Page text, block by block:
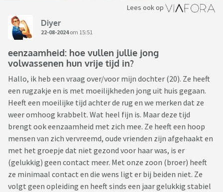
Lees ook op
Diyer
22-08-2024om 15:51
eenzaamheid: hoe vullen jullie jong
volwassenen hun vrije tijd in?
Hallo, ik heb een vraag over/voor mijn dochter (20). Ze heeft
een rugzakje en is met moeilijkheden jong uit huis gegaan.
Heeft een moeilijke tijd achter de rug en we merken dat ze
weer omhoog krabbelt. Wat heel fijn is. Maar deze tijd
brengt ook eenzaamheid met zich mee. Ze heeft een hoop
mensen van zich vervreemd, oude vrienden zijn afgehaakt en
met het groepje dat niet gezond voor haar was, is er
(gelukkig) geen contact meer. Met onze zoon (broer) heeft
ze minimaal contact en die wens ligt er bij beiden niet. Ze
volgt geen opleiding en heeft sinds een jaar gelukkig stabiel